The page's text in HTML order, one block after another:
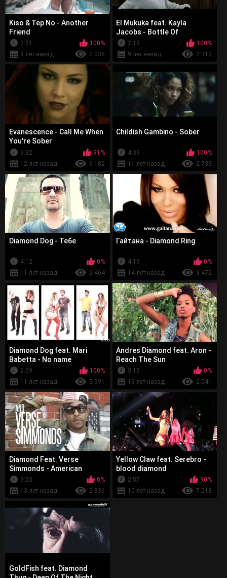
Kiso & Tep No - Another
Friend
2:51
100%
8 лет назад
2 035
El Mukuka feat. Kayla
Jacobs - Bottle Of
Loneliness
2:19
100%
9 лет назад
2 312
Evanescence - Call Me When
You're Sober
3:32
91%
12 лет назад
6 182
Childish Gambino - Sober
4:39
100%
11 лет назад
2 733
Diamond Dog - Тебе
4:12
0%
11 лет назад
2 464
Гайтана - Diamond Ring
4:19
0%
14 лет назад
3 472
Diamond Dog feat. Mari
Babetta - No name
2:59
100%
11 лет назад
3 391
Andres Diamond feat. Aron -
Reach The Sun
3:15
0%
13 лет назад
2 541
Diamond Feat. Verse
Simmonds - American
Woman
3:23
0%
13 лет назад
2 836
Yellow Claw feat. Serebro -
blood diamond
2:57
90%
10 лет назад
7 218
GoldFish feat. Diamond